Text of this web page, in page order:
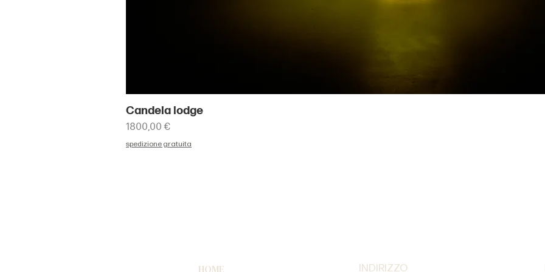
Candela lodge
Prezzo
1800,00 €
spedizione gratuita
HOME INDIRIZZO